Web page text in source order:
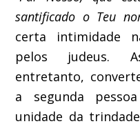
santificado o Teu
certa intimidade
pelos judeus.
entretanto,
a segunda
unidade da